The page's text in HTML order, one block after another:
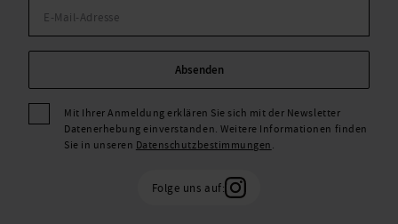
Absenden
Mit Ihrer Anmeldung erklären Sie sich mit der Newsletter
Datenerhebung einverstanden. Weitere Informationen finden
Sie in unseren Datenschutzbestimmungen.
Folge uns auf: